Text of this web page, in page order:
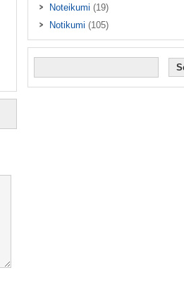
Noteikumi (19)
Notikumi (105)